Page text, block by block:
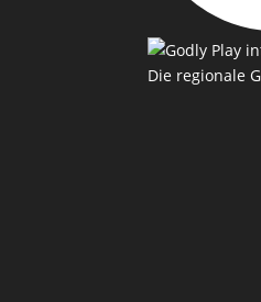
Die regionale